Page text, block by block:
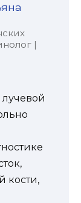
|
кости,